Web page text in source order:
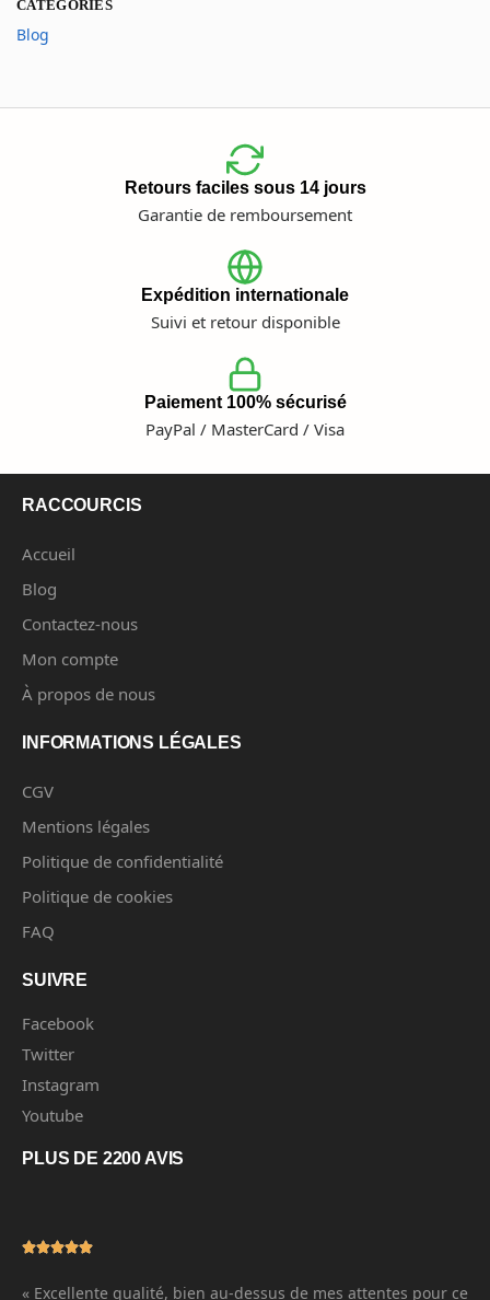
CATÉGORIES
Blog
Retours faciles sous 14 jours
Garantie de remboursement
Expédition internationale
Suivi et retour disponible
Paiement 100% sécurisé
PayPal / MasterCard / Visa
RACCOURCIS
Accueil
Blog
Contactez-nous
Mon compte
À propos de nous
INFORMATIONS LÉGALES
CGV
Mentions légales
Politique de confidentialité
Politique de cookies
FAQ
SUIVRE
Facebook
Twitter
Instagram
Youtube
PLUS DE 2200 AVIS
« Excellente qualité, bien au-dessus de mes attentes pour ce